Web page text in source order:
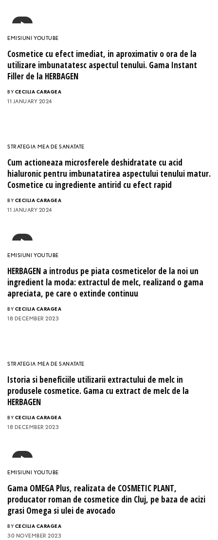
EMISIUNI YOUTUBE
Cosmetice cu efect imediat, in aproximativ o ora de la
utilizare imbunatatesc aspectul tenului. Gama Instant
Filler de la HERBAGEN
BY CECILIA CARAGEA
11 JANUARY 2024
STRATEGIA MEA DE SANATATE
Cum actioneaza microsferele deshidratate cu acid
hialuronic pentru imbunatatirea aspectului tenului matur.
Cosmetice cu ingrediente antirid cu efect rapid
BY CECILIA CARAGEA
11 JANUARY 2024
EMISIUNI YOUTUBE
HERBAGEN a introdus pe piata cosmeticelor de la noi un
ingredient la moda: extractul de melc, realizand o gama
apreciata, pe care o extinde continuu
BY CECILIA CARAGEA
18 DECEMBER 2023
STRATEGIA MEA DE SANATATE
Istoria si beneficiile utilizarii extractului de melc in
produsele cosmetice. Gama cu extract de melc de la
HERBAGEN
BY CECILIA CARAGEA
18 DECEMBER 2023
EMISIUNI YOUTUBE
Gama OMEGA Plus, realizata de COSMETIC PLANT,
producator roman de cosmetice din Cluj, pe baza de acizi
grasi Omega si ulei de avocado
BY CECILIA CARAGEA
30 NOVEMBER 2023